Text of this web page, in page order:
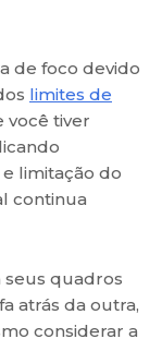
de foco devido
limites de
você tiver
limitação do
continua
quadros
atrás da outra,
considerar a